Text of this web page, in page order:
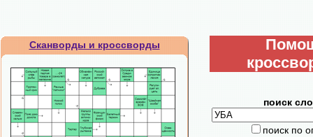
Сканворды и кроссворды
поиск
поиск по